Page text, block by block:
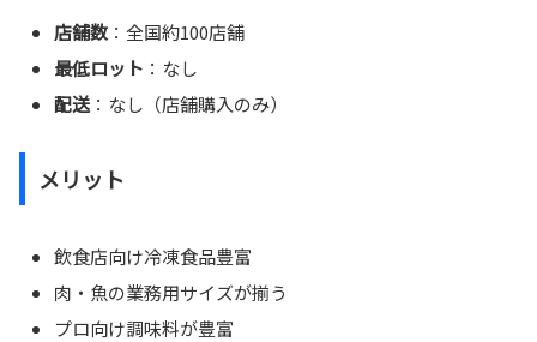
店舗数 ：全国約100店舗
最低ロット ：なし
配送：なし（店舗購入のみ）
メリット
飲食店向け冷凍食品豊富
肉・魚の業務用サイズが揃う
プロ向け調味料が豊富